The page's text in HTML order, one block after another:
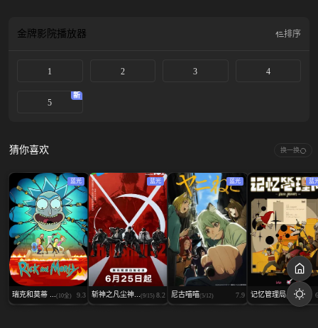
存五人的SS级冒险者“银”之身份，凭借压倒性的力量暗中活跃，从阴影中逐步掌
金牌影院播放器 排序
1 2 3 4
5
新
猜你喜欢 换一换
蓝光
瑞克和莫蒂 ... (10全) 9.3
蓝光
斩神之凡尘神... (9/15) 8.2
蓝光
尼古喵喵(5/12) 7.9
蓝
记忆管理局(3/7)